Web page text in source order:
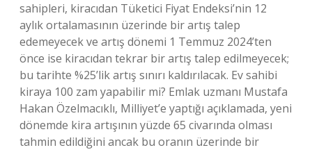
sahipleri, kiracıdan Tüketici Fiyat Endeksi’nin 12
aylık ortalamasının üzerinde bir artış talep
edemeyecek ve artış dönemi 1 Temmuz 2024’ten
önce ise kiracıdan tekrar bir artış talep edilmeyecek;
bu tarihte %25’lik artış sınırı kaldırılacak. Ev sahibi
kiraya 100 zam yapabilir mi? Emlak uzmanı Mustafa
Hakan Özelmacıklı, Milliyet’e yaptığı açıklamada, yeni
dönemde kira artışının yüzde 65 civarında olması
tahmin edildiğini ancak bu oranın üzerinde bir